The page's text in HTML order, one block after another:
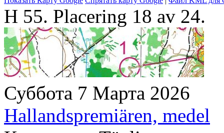
H 55. Placering 18 av 24.
Суббота 7 Марта 2026
Hallandspremiären, medel